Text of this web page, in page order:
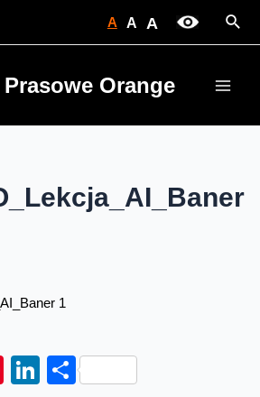
A A A
Orange
Pinterest
LinkedIn
Share